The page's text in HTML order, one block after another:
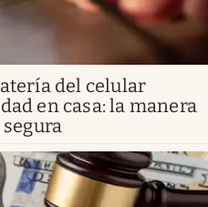
del celular
en casa: la manera